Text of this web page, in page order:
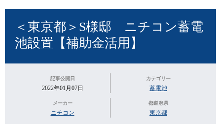
＜東京都＞S様邸 ニチコン蓄電
池設置【補助金活用】
記事公開日
2022年01月07日
カテゴリー
蓄電池
メーカー
ニチコン
都道府県
東京都